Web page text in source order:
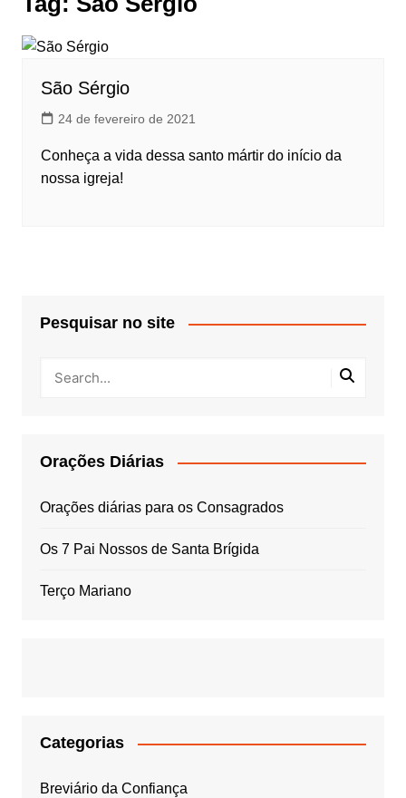
São Sérgio
24 de fevereiro de 2021
Conheça a vida dessa santo mártir do início da
nossa igreja!
Pesquisar no site
Orações Diárias
Orações diárias para os Consagrados
Os 7 Pai Nossos de Santa Brígida
Terço Mariano
Categorias
Breviário da Confiança